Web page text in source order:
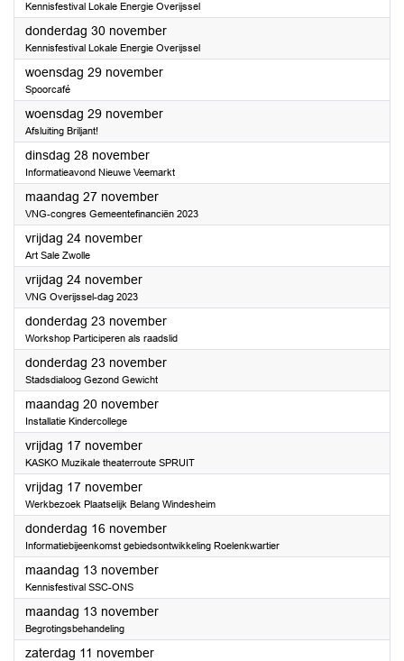
Kennisfestival Lokale Energie Overijssel
donderdag 30 november2023
Kennisfestival Lokale Energie Overijssel
woensdag 29 november2023
Spoorcafé
woensdag 29 november2023
Afsluiting Briljant!
dinsdag 28 november2023
Informatieavond Nieuwe Veemarkt
maandag 27 november2023
VNG-congres Gemeentefinanciën 2023
vrijdag 24 november2023
Art Sale Zwolle
vrijdag 24 november2023
VNG Overijssel-dag 2023
donderdag 23 november2023
Workshop Participeren als raadslid
donderdag 23 november2023
Stadsdialoog Gezond Gewicht
maandag 20 november2023
Installatie Kindercollege
vrijdag 17 november2023
KASKO Muzikale theaterroute SPRUIT
vrijdag 17 november2023
Werkbezoek Plaatselijk Belang Windesheim
donderdag 16 november2023
Informatiebijeenkomst gebiedsontwikkeling Roelenkwartier
maandag 13 november2023
Kennisfestival SSC-ONS
maandag 13 november2023
Begrotingsbehandeling
zaterdag 11 november2023